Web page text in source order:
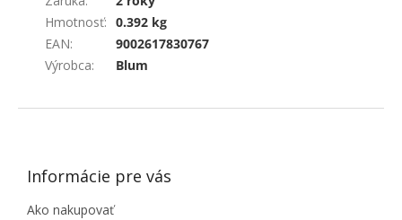
Hmotnosť: 0.392 kg
EAN:
9002617830767
Výrobca: Blum
ZÁPÄTIE
Informácie pre vás
Ako nakupovať